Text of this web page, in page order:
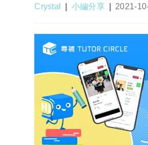
Post
Crystal
Post
小編分享
Post
2021-